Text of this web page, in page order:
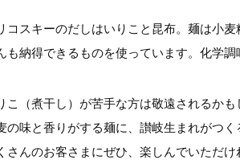
コスキーのだしはいりこと昆布。麺は小
も納得できるものを使っています。化学
こ（煮干し）が苦手な方は敬遠されるか
の味と香りがする麺に、讃岐生まれがつく
さんのお客さまにぜひ、楽しんでいただけ